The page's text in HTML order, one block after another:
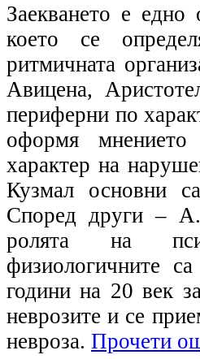
Заекването е
което се
ритмичната
Авицена,
периферни по
оформя мнението
характер на
Кузмал основни
Според други –
ролята на
физиологичните
години на 20 век
неврозите и се
невроза. Прочети